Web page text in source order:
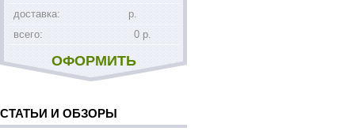
доставка:
р.
всего:
0 р.
ОФОРМИТЬ
СТАТЬИ И ОБЗОРЫ